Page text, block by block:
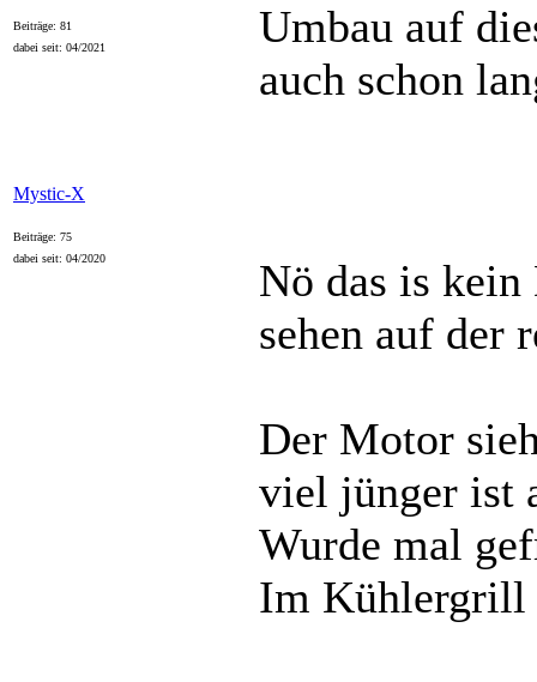
Beiträge: 81
dabei seit: 04/2021
Umbau auf
auch schon
Mystic-X
Beiträge: 75
dabei seit: 04/2020
Nö das is kein
sehen auf der
Der Motor
viel jünger ist
Wurde mal
Im Kühlergrill